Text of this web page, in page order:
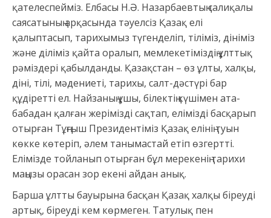
қателеспейміз. Елбасы Н.Ә. Назарбаевтың салиқалы
саясатының арқасында тәуелсіз Қазақ елі
қалыптасып, тарихымыз түгенделіп, тіліміз, дініміз
және діліміз қайта оралып, мемлекетіміздің ұлттық
рәміздері қабылданды. Қазақстан – өз ұлты, халқы,
діні, тілі, мәдениеті, тарихы, салт-дәстүрі бар
құдіретті ел. Найзаның ұшы, білектің күшімен ата-
бабадан қалған жерімізді сақтап, елімізді басқарып
отырған Тұңғыш Президентіміз Қазақ елінің туын
көкке көтеріп, әлем танымастай етіп өзгертті.
Елімізде тойланып отырған бұл мерекенің тарихи
маңызы орасан зор екені айдан анық.
Барша ұлтты бауырына басқан Қазақ халқы біреуді
артық, біреуді кем көрмеген. Татулық пен